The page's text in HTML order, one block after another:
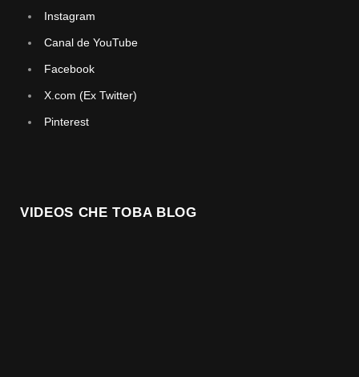
Instagram
Canal de YouTube
Facebook
X.com (Ex Twitter)
Pinterest
VIDEOS CHE TOBA BLOG